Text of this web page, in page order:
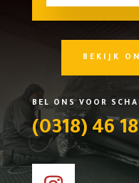
BEKIJK
BEL ONS VOOR
(0318) 46